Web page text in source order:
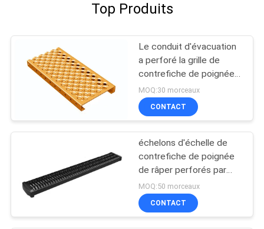
Top Produits
Le conduit d'évacuation
a perforé la grille de
contrefiche de poignée
de trou d'O
MOQ:30 morceaux
CONTACT
échelons d'échelle de
contrefiche de poignée
de râper perforés par
métal de 230mm
MOQ:50 morceaux
CONTACT